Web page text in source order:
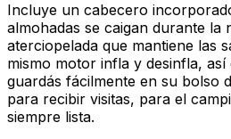
Incluye un cabecero
almohadas se caigan durante la
aterciopelada que mantiene las
mismo motor infla y desinfla,
guardás fácilmente en su bolso
para recibir visitas, para el
siempre lista.